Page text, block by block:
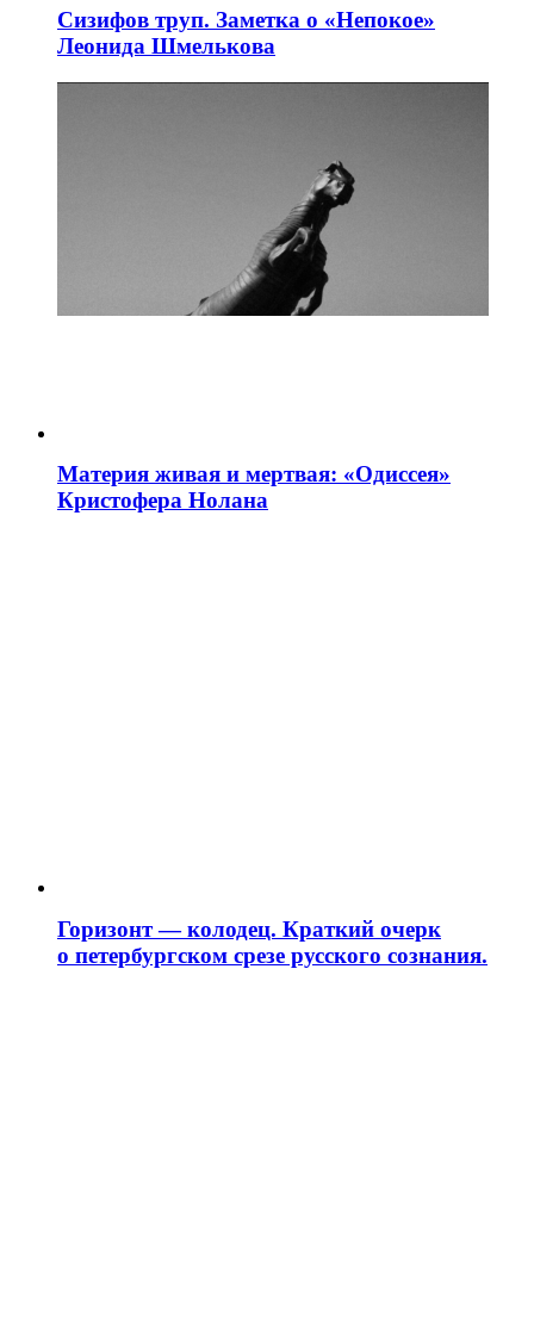
Сизифов труп. Заметка о «Непокое»
Леонида Шмелькова
Материя живая и мертвая: «Одиссея»
Кристофера Нолана
Горизонт — колодец. Краткий очерк
о петербургском срезе русского сознания.